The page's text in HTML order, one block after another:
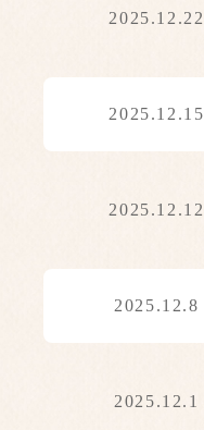
2025.12.22
2025.12.15
2025.12.12
2025.12.8
2025.12.1